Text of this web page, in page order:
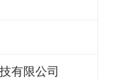
有限公司